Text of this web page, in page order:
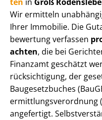
Wir ermitteln
Ihrer Immobilie. Die
be­wer­tung verfassen
ach­ten, die bei
Finanzamt geschätzt
rück­sich­ti­gung, der
Baugesetzbuches
ermitt­lungs­ver­ord­nung
angefertigt.